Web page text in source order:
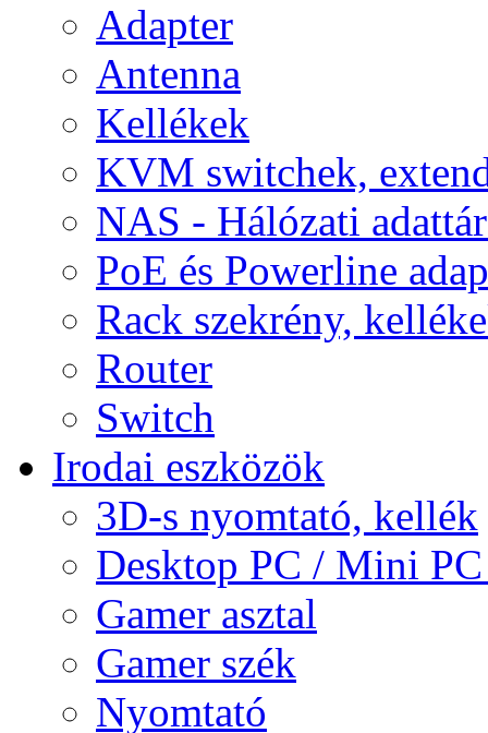
Adapter
Antenna
Kellékek
KVM switchek,
NAS - Hálózati
PoE és Powerline
Rack szekrény,
Router
Switch
Irodai eszközök
3D-s nyomtató, kellék
Desktop PC / Mini
Gamer asztal
Gamer szék
Nyomtató